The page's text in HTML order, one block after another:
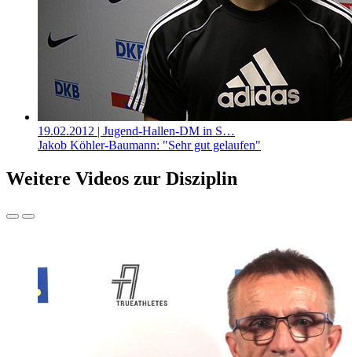
19.02.2012 | Jugend-Hallen-DM in S…
Jakob Köhler-Baumann: "Sehr gut gelaufen"
Weitere Videos zur Disziplin